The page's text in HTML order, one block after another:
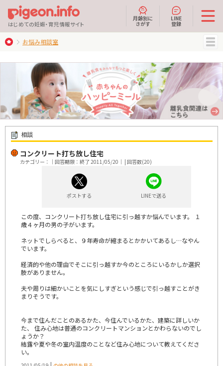
はじめての妊娠・育児情報サイト
月齢別に
さがす
LINE
登録
お悩み相談室
相談
コンクリート打ち放し住宅
カテゴリー：｜回答期限：終了 2011/05/20｜ | 回答数(20)
ポストする LINEで送る
この度、コンクリート打ち放し住宅に引っ越すか悩んでいます。 １
歳４ヶ月の男の子がいます。
ネットでしらべると、９年寿命が縮まるとかかいてあるし…なやん
でいます。
経済的や他の理由でそこに引っ越すか今のところにいるかしか選択
肢がありません。
夫や周りは細かいことを気にしすぎという感じで引っ越すことがき
まりそうです。
今まで住んだことのあるかた、今住んでいるかた、建築に詳しいか
た、 住み心地は普通のコンクリートマンションとかわらないのでし
ょうか？
結露や夏や冬の室内温度のことなど住み心地について教えてくださ
い。